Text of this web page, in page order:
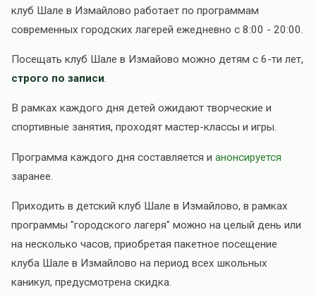
клуб Шале в Измайлово работает по программам
современных городских лагерей ежедневно с 8:00 - 20:00.
Посещать клуб Шале в Измайово можно детям с 6-ти лет,
строго по записи.
В рамках каждого дня детей ожидают творческие и
спортивные занятия, проходят мастер-классы и игры.
Программа каждого дня составляется и анонсируется
заранее.
Приходить в детский клуб Шале в Измайлово, в рамках
программы "городского лагеря" можно на целый день или
на несколько часов, приобретая пакетное посещение
клуба Шале в Измайлово на период всех школьных
каникул, предусмотрена скидка.